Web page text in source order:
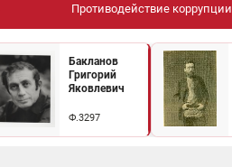
Противодействие коррупции
Бакланов
Григорий
Яковлевич
Ф.3297